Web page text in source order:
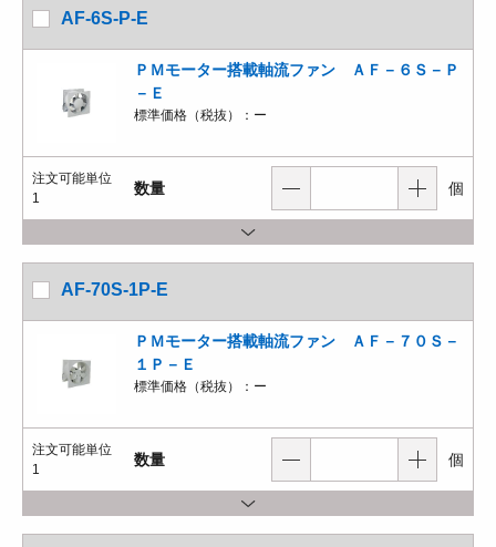
AF-6S-P-E
ＰＭモーター搭載軸流ファン ＡＦ－６Ｓ－Ｐ
－Ｅ
標準価格（税抜）： ー
注文可能単位
1
数量 個
AF-70S-1P-E
ＰＭモーター搭載軸流ファン ＡＦ－７０Ｓ－
１Ｐ－Ｅ
標準価格（税抜）： ー
注文可能単位
1
数量 個